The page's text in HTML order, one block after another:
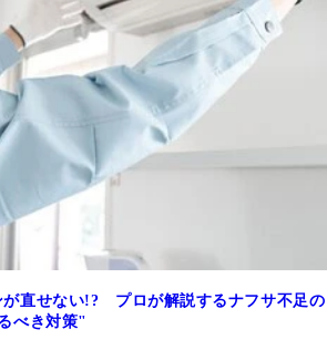
が直せない!? プロが解説するナフサ不足の
べき対策"